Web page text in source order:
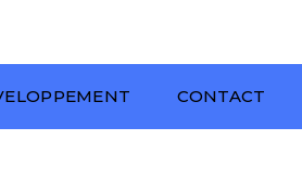
CONTACT